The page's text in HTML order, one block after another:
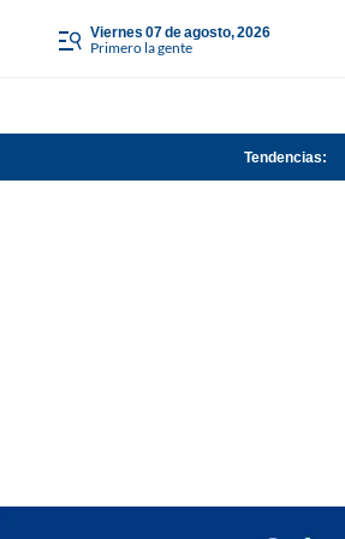
viernes 07 de agosto, 2026
Primero la gente
Tendencias: